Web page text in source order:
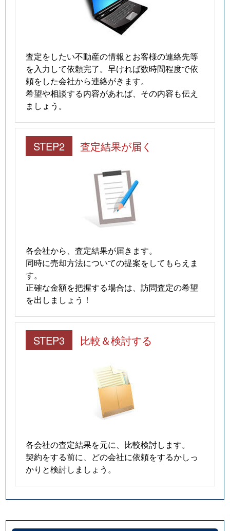
査定をしたい不動産の情報とお客様の連絡先等
を入力して依頼完了。早ければ数時間程度で依
頼をした会社から連絡がきます。
希望や相談する内容があれば、その内容も伝え
ましょう。
STEP2 査定結果が届く
各会社から、査定結果が届きます。
同時に売却方法についての提案をしてもらえま
す。
正確な金額を把握する場合は、訪問査定の希望
を出しましょう！
STEP3 比較＆検討する
各会社の査定結果を元に、比較検討します。
契約をする前に、どの会社に依頼をするかしっ
かりと検討しましょう。